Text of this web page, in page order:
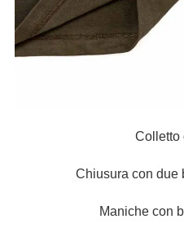
Colletto
Chiusura con due
Maniche con